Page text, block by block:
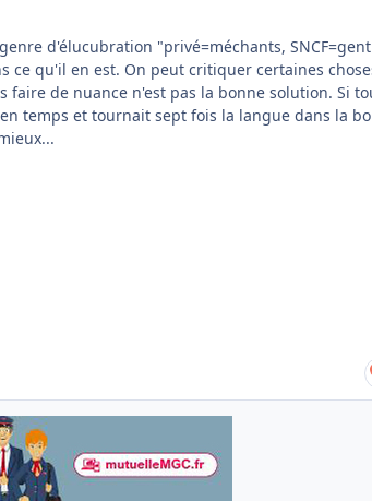
d'élucubration "privé=méchants,
ce qu'il en est. On peut critiquer certaines
faire de nuance n'est pas la bonne solution. Si
temps et tournait sept fois la langue dans la